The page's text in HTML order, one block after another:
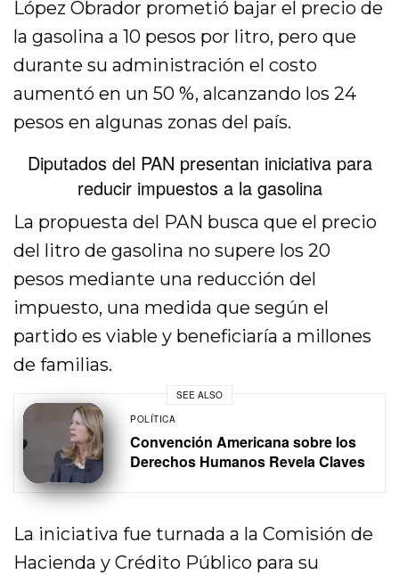
López Obrador prometió bajar el precio de
la gasolina a 10 pesos por litro, pero que
durante su administración el costo
aumentó en un 50 %, alcanzando los 24
pesos en algunas zonas del país.
Diputados del PAN presentan iniciativa para
reducir impuestos a la gasolina
La propuesta del PAN busca que el precio
del litro de gasolina no supere los 20
pesos mediante una reducción del
impuesto, una medida que según el
partido es viable y beneficiaría a millones
de familias.
SEE ALSO
POLÍTICA
Convención Americana sobre los
Derechos Humanos Revela Claves
La iniciativa fue turnada a la Comisión de
Hacienda y Crédito Público para su